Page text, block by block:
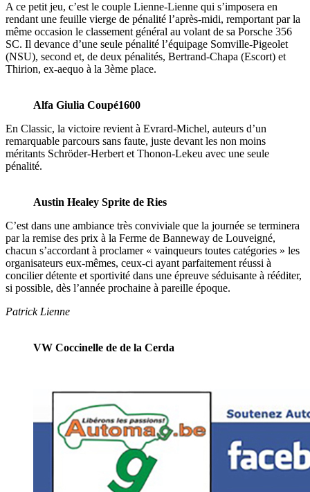
A ce petit jeu, c’est le couple Lienne-Lienne qui s’imposera en
rendant une feuille vierge de pénalité l’après-midi, remportant par la
même occasion le classement général au volant de sa Porsche 356
SC. Il devance d’une seule pénalité l’équipage Somville-Pigeolet
(NSU), second et, de deux pénalités, Bertrand-Chapa (Escort) et
Thirion, ex-aequo à la 3ème place.
Alfa Giulia Coupé1600
En Classic, la victoire revient à Evrard-Michel, auteurs d’un
remarquable parcours sans faute, juste devant les non moins
méritants Schröder-Herbert et Thonon-Lekeu avec une seule
pénalité.
Austin Healey Sprite de Ries
C’est dans une ambiance très conviviale que la journée se terminera
par la remise des prix à la Ferme de Banneway de Louveigné,
chacun s’accordant à proclamer « vainqueurs toutes catégories » les
organisateurs eux-mêmes, ceux-ci ayant parfaitement réussi à
concilier détente et sportivité dans une épreuve séduisante à rééditer,
si possible, dès l’année prochaine à pareille époque.
Patrick Lienne
VW Coccinelle de de la Cerda